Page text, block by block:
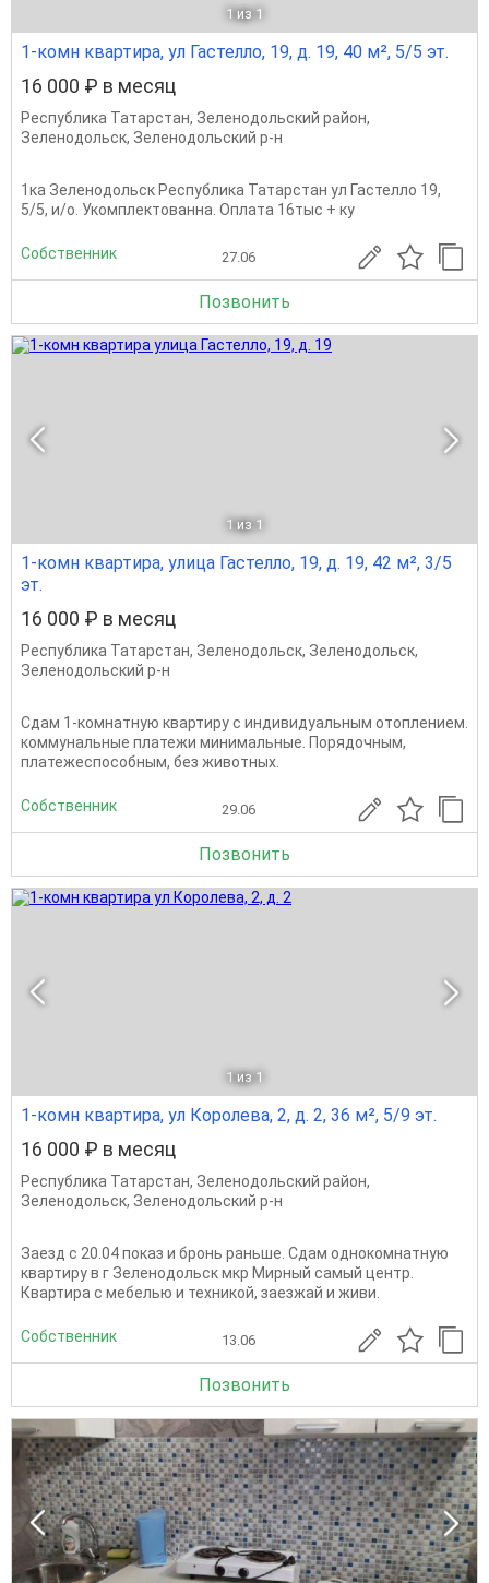
1 из 1
1-комн квартира, ул Гастелло, 19, д. 19, 40 м², 5/5 эт.
16 000 ₽ в месяц
Республика Татарстан, Зеленодольский район,
Зеленодольск, Зеленодольский р-н
1ка Зеленодольск Республика Татарстан ул Гастелло 19,
5/5, и/о. Укомплектованна. Оплата 16тыс + ку
Собственник 27.06
Позвонить
1 из 1
1-комн квартира, улица Гастелло, 19, д. 19, 42 м², 3/5
эт.
16 000 ₽ в месяц
Республика Татарстан, Зеленодольск, Зеленодольск,
Зеленодольский р-н
Сдам 1-комнатную квартиру с индивидуальным отоплением.
коммунальные платежи минимальные. Порядочным,
платежеспособным, без животных.
Собственник 29.06
Позвонить
1 из 1
1-комн квартира, ул Королева, 2, д. 2, 36 м², 5/9 эт.
16 000 ₽ в месяц
Республика Татарстан, Зеленодольский район,
Зеленодольск, Зеленодольский р-н
Заезд с 20.04 показ и бронь раньше. Сдам однокомнатную
квартиру в г Зеленодольск мкр Мирный самый центр.
Квартира с мебелью и техникой, заезжай и живи.
Собственник 13.06
Позвонить